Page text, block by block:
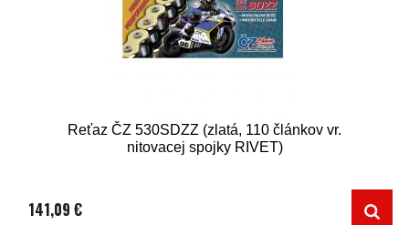
Reťaz ČZ 530SDZZ (zlatá, 110 článkov vr.
nitovacej spojky RIVET)
141,09 €